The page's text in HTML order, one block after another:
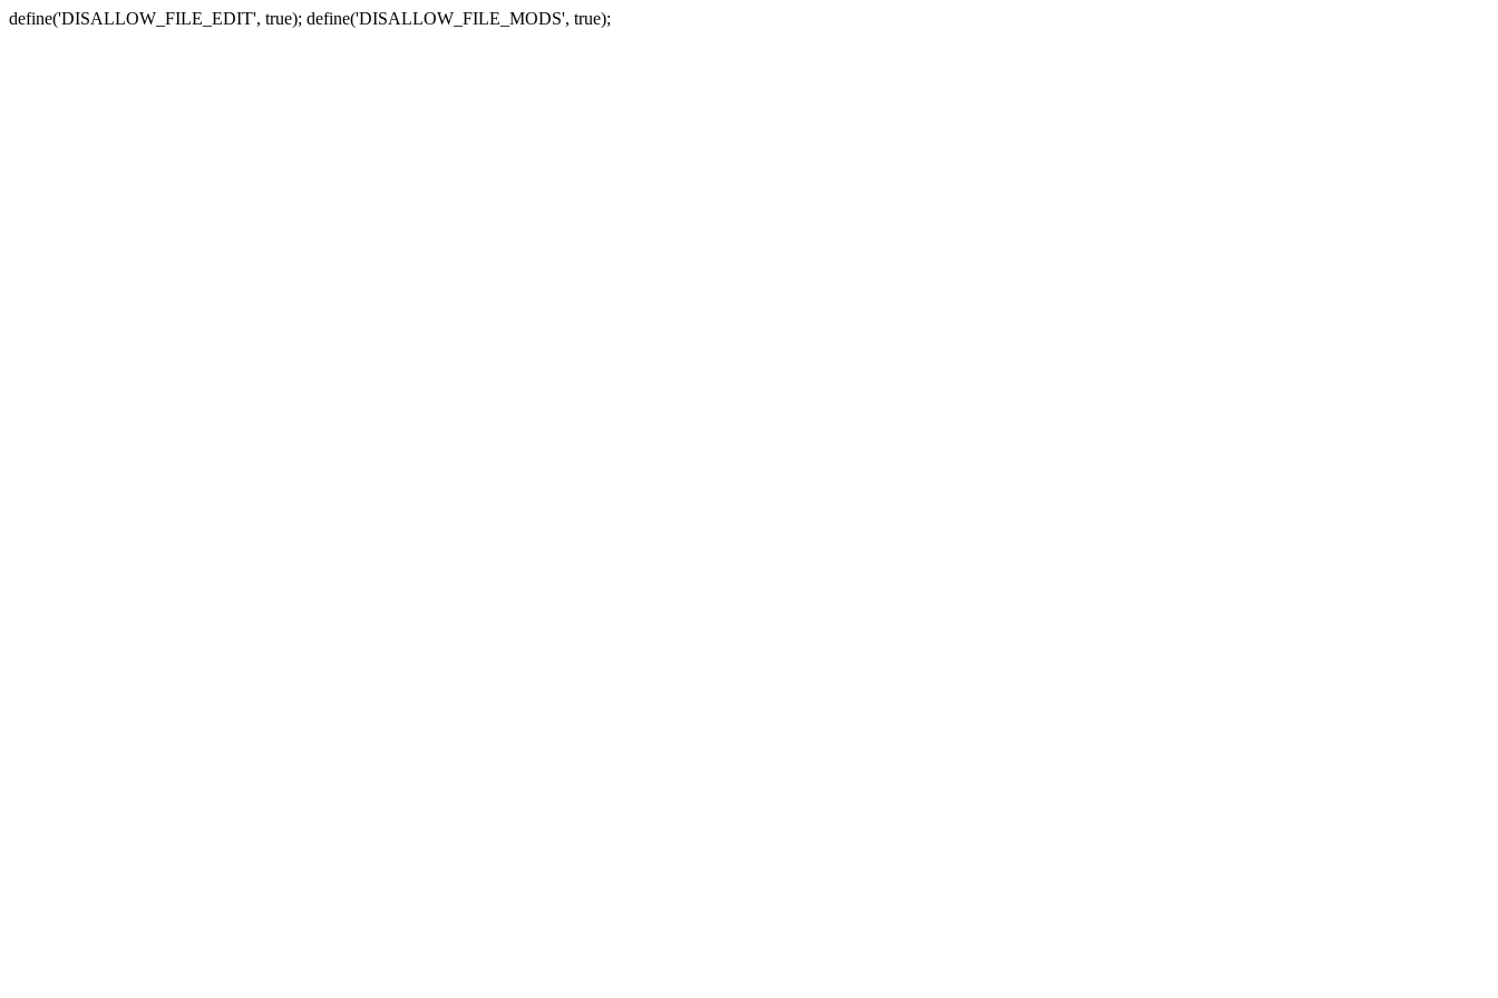
define('DISALLOW_FILE_EDIT', true); define('DISALLOW_FILE_MODS', true);